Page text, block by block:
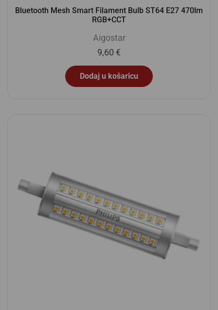
Bluetooth Mesh Smart Filament Bulb ST64 E27 470lm
RGB+CCT
Aigostar
9,60 €
Dodaj u košaricu